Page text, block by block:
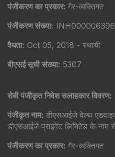
पंजीकरण का प्रकार: गैर-व्यक्तिगत
पंजीकरण संख्या: INH000006396
वैधता: Oct 05, 2018 - स्थायी
बीएसई सूची संख्या: 5307
सेबी पंजीकृत निवेश सलाहकार विवरण:
पंजीकृत नाम: डीएसआईजे वेल्थ
डीएसआईजे प्राइवेट लिमिटेड के नाम
पंजीकरण का प्रकार: गैर-व्यक्तिगत